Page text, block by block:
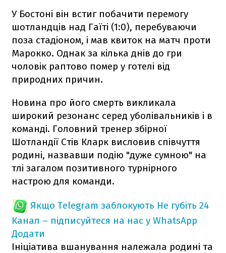
У Бостоні він встиг побачити перемогу
шотландців над Гаїті (1:0), перебуваючи
поза стадіоном, і мав квиток на матч проти
Марокко. Однак за кілька днів до гри
чоловік раптово помер у готелі від
природних причин.
Новина про його смерть викликала
широкий резонанс серед уболівальників і в
команді. Головний тренер збірної
Шотландії Стів Кларк висловив співчуття
родині, назвавши подію "дуже сумною" на
тлі загалом позитивного турнірного
настрою для команди.
Якщо Telegram заблокують Не губіть 24
Канал – підписуйтеся на нас у WhatsApp
Додати
Ініціатива вшанування належала родині та